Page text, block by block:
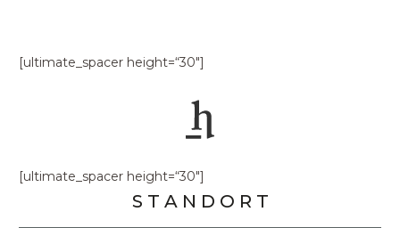
[ultimate_spacer height=“30″]
[ultimate_spacer height=“30″]
S T A N D O R T